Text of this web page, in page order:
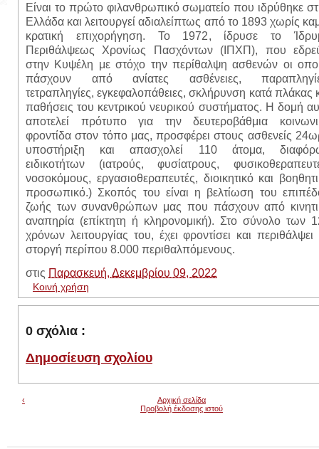
Είναι το πρώτο φιλανθρωπικό σωματείο που ιδρύθηκε
Ελλάδα και λειτουργεί αδιαλείπτως από το 1893 χωρίς
κρατική επιχορήγηση. Το 1972, ίδρυσε το
Περιθάλψεως Χρονίως Πασχόντων (ΙΠΧΠ), που
στην Κυψέλη με στόχο την περίθαλψη ασθενών οι
πάσχουν από ανίατες ασθένειες,
τετραπληγίες, εγκεφαλοπάθειες, σκλήρυνση κατά πλάκας
παθήσεις του κεντρικού νευρικού συστήματος. Η δομή
αποτελεί πρότυπο για την δευτεροβάθμια
φροντίδα στον τόπο μας, προσφέρει στους ασθενείς
υποστήριξη και απασχολεί 110 άτομα,
ειδικοτήτων (ιατρούς, φυσίατρους,
νοσοκόμους, εργασιοθεραπευτές, διοικητικό και
προσωπικό.) Σκοπός του είναι η βελτίωση του
ζωής των συνανθρώπων μας που πάσχουν από
αναπηρία (επίκτητη ή κληρονομική). Στο σύνολο των
χρόνων λειτουργίας του, έχει φροντίσει και περιθάλψει
στοργή περίπου 8.000 περιθαλπόμενους.
στις Παρασκευή, Δεκεμβρίου 09, 2022
Κοινή χρήση
0 σχόλια :
Δημοσίευση σχολίου
‹
Αρχική σελίδα
Προβολή έκδοσης ιστού